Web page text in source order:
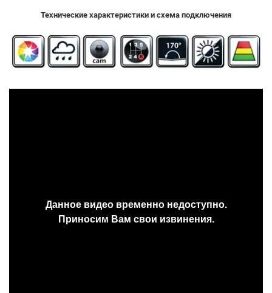
Технические характеристики и схема подключения